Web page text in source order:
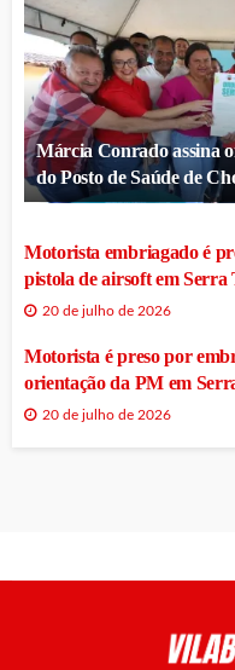
Márcia Conrado assina
do Posto de Saúde de
Motorista embriagado é
pistola de airsoft em Serra
20 de julho de 2026
Motorista é preso por
orientação da PM em
20 de julho de 2026